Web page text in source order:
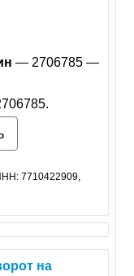
— 2706785 —
7710422909,
на